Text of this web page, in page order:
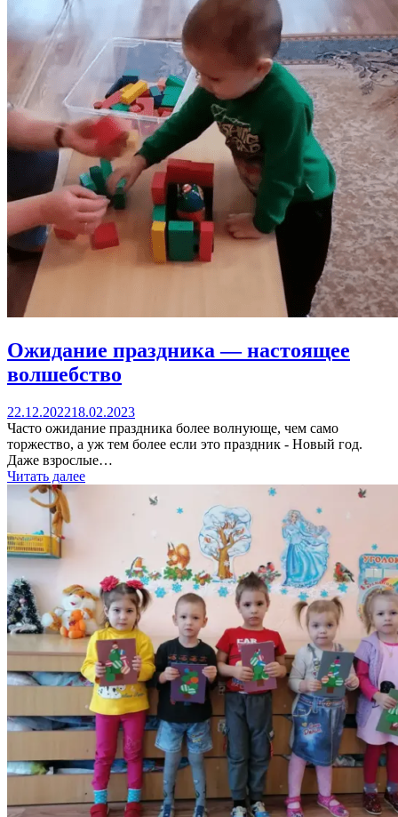
Ожидание праздника — настоящее
волшебство
22.12.202218.02.2023
Часто ожидание праздника более волнующе, чем само
торжество, а уж тем более если это праздник - Новый год.
Даже взрослые…
Читать далее